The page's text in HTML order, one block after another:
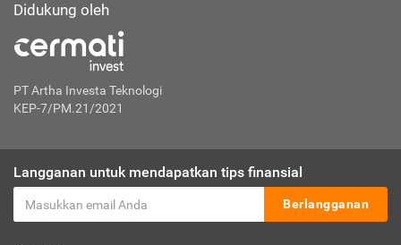
Didukung oleh
PT Artha Investa Teknologi
KEP-7/PM.21/2021
Langganan untuk mendapatkan tips finansial
Berlangganan